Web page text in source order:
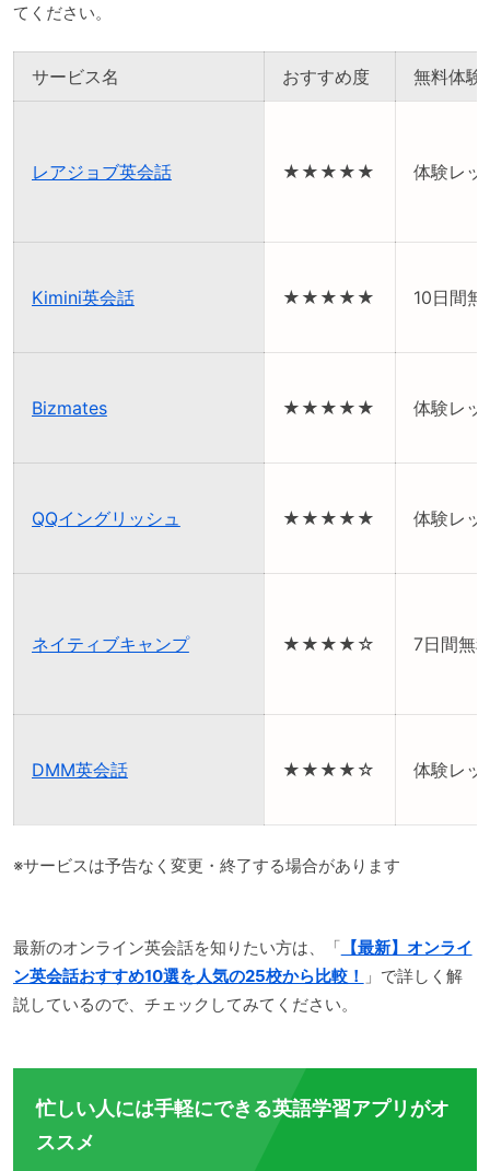
てください。
サービス名 おすすめ度 無料体験
レアジョブ英会話 ★★★★★ 体験レッ
Kimini英会話 ★★★★★ 10日間
Bizmates ★★★★★ 体験レッ
QQイングリッシュ ★★★★★ 体験レッ
ネイティブキャンプ ★★★★☆ 7日間無
DMM英会話 ★★★★☆ 体験レッ
※サービスは予告なく変更・終了する場合があります
最新のオンライン英会話を知りたい方は、「 【最新】オンライ
ン英会話おすすめ10選を人気の25校から比較！ 」で詳しく解
説しているので、チェックしてみてください。
忙しい人には手軽にできる英語学習アプリがオ
ススメ